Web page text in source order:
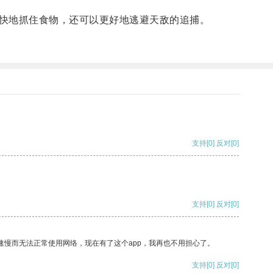
抓住食物，还可以更好地逃避天敌的追捕。
支持[0] 反对[0]
支持[0] 反对[0]
而无法正常使用网络，现在有了这个app，我再也不用担心了。
支持[0] 反对[0]